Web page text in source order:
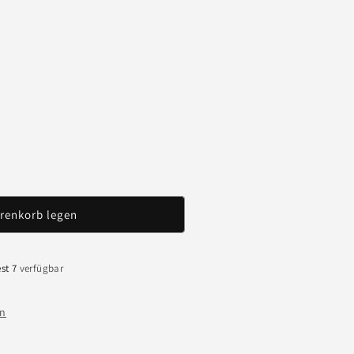
legen
7 verfügbar